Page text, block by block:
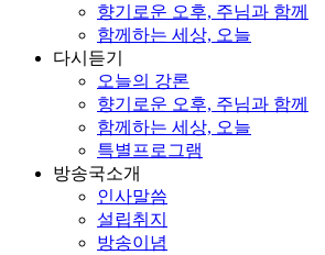
향기로운 오후, 주님과 함께
함께하는 세상, 오늘
다시듣기
오늘의 강론
향기로운 오후, 주님과 함께
함께하는 세상, 오늘
특별프로그램
방송국소개
인사말씀
설립취지
방송이념